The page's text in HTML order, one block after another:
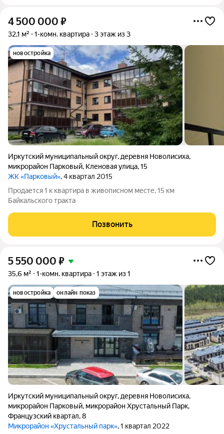
4 500 000 ₽
32,1 м² 1-комн. квартира 3 этаж из 3
новостройка
Иркутский муниципальный округ, деревня Новолисиха,
микрорайон Парковый, Кленовая улица,15
ЖК «Парковый», 4 квартал 2015
Продается 1 к квартира в живописном месте, 15 км
Байкальского тракта
Позвонить
5 550 000 ₽
35,6 м² 1-комн. квартира 1 этаж из 1
новостройка онлайн показ
Иркутский муниципальный округ, деревня Новолисиха,
микрорайон Парковый, микрорайон Хрустальный Парк,
Французский квартал,8
Микрорайон «Хрустальный парк», 1 квартал 2022